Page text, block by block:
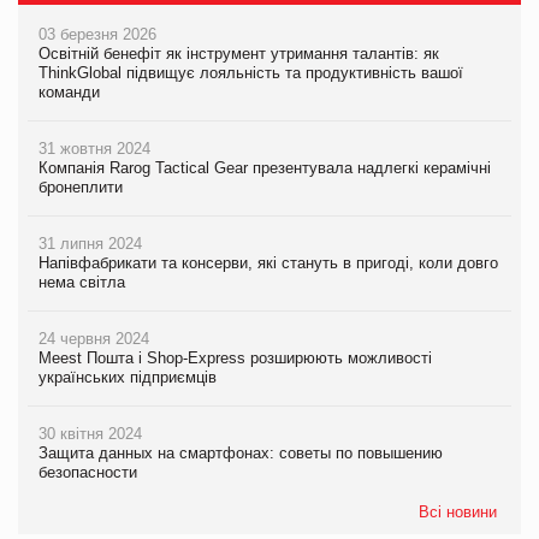
03 березня 2026
Освітній бенефіт як інструмент утримання талантів: як
ThinkGlobal підвищує лояльність та продуктивність вашої
команди
31 жовтня 2024
Компанія Rarog Tactical Gear презентувала надлегкі керамічні
бронеплити
31 липня 2024
Напівфабрикати та консерви, які стануть в пригоді, коли довго
нема світла
24 червня 2024
Meest Пошта і Shop-Express розширюють можливості
українських підприємців
30 квітня 2024
Защита данных на смартфонах: советы по повышению
безопасности
Всі новини